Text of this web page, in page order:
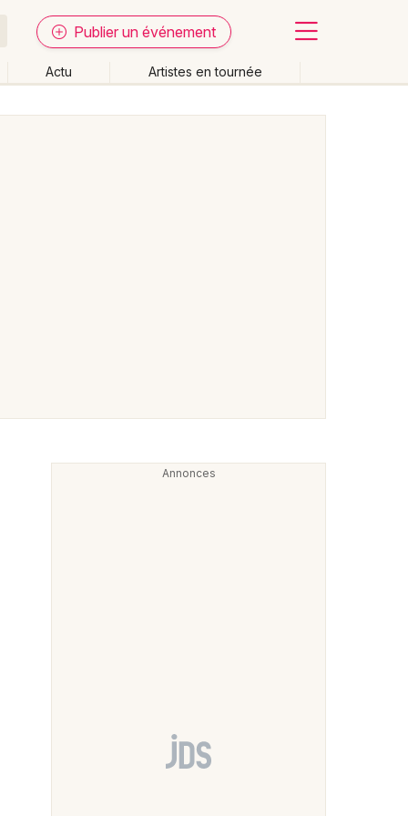
Publier un événement
Actu Artistes en tournée